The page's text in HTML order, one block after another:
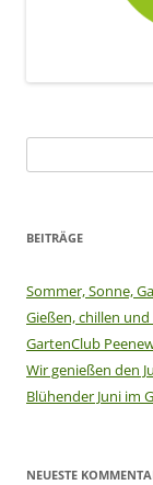
nach:
BEITRÄGE
Sommer, Sonne,
Gießen, chillen
GartenClub
Wir genießen den
Blühender Juni im
NEUESTE